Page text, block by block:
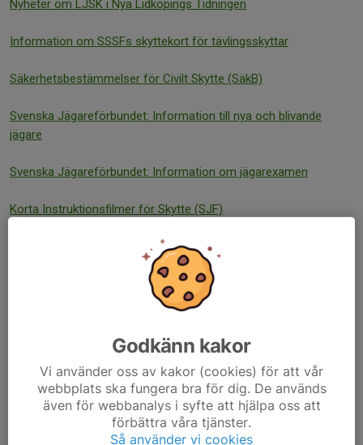
Nyheter om LJSK i Nya Lidköpings Tidningen
Information om SSSFs skyttekort för tävlingsskyttar
Säkerhetsbestämmelser för Civilt Skytte (SäkB)
Svenska Jägareförbundet: Information till nya och blivande
jägare
Svenska Jägareförbundet: Information om jägarexamen
Korta Instruktionsfilmer för Skytte (SJF)
Närliggande Klubbar
Falköping SG
Godkänn kakor
Vi använder oss av kakor (cookies) för att vår
webbplats ska fungera bra för dig. De används
även för webbanalys i syfte att hjälpa oss att
förbättra våra tjänster.
Så använder vi cookies